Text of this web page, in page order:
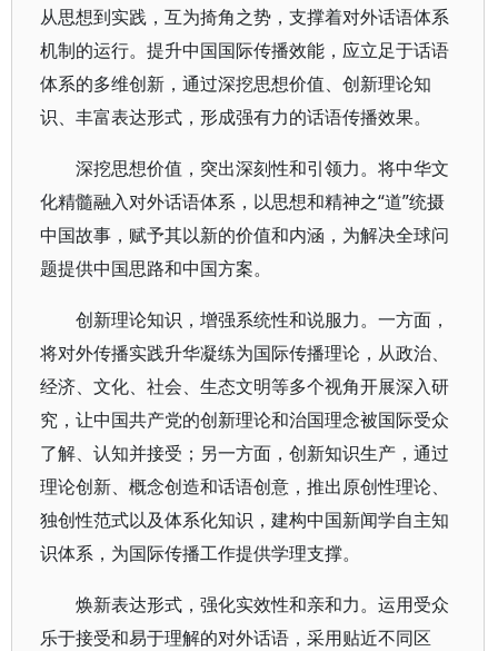
从思想到实践，互为掎角之势，支撑着对外话语体系
机制的运行。提升中国国际传播效能，应立足于话语
体系的多维创新，通过深挖思想价值、创新理论知
识、丰富表达形式，形成强有力的话语传播效果。
深挖思想价值，突出深刻性和引领力。将中华文
化精髓融入对外话语体系，以思想和精神之“道”统摄
中国故事，赋予其以新的价值和内涵，为解决全球问
题提供中国思路和中国方案。
创新理论知识，增强系统性和说服力。一方面，
将对外传播实践升华凝练为国际传播理论，从政治、
经济、文化、社会、生态文明等多个视角开展深入研
究，让中国共产党的创新理论和治国理念被国际受众
了解、认知并接受；另一方面，创新知识生产，通过
理论创新、概念创造和话语创意，推出原创性理论、
独创性范式以及体系化知识，建构中国新闻学自主知
识体系，为国际传播工作提供学理支撑。
焕新表达形式，强化实效性和亲和力。运用受众
乐于接受和易于理解的对外话语，采用贴近不同区